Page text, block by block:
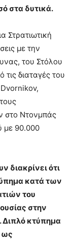
στα δυτικά.
Στρατιωτική
με την
του Στόλου
διαταγές του
στο Ντονμπάς
με 90.000
διακρίνει ότι
κατά των
του
στην
Διπλό κτύπημα
ως